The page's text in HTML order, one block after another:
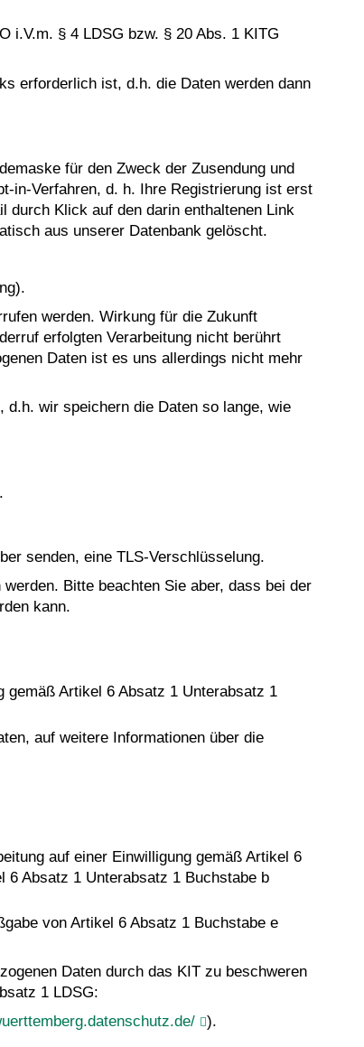
i.V.m. § 4 LDSG bzw. § 20 Abs. 1 KITG
erforderlich ist, d.h. die Daten werden dann
für den Zweck der Zusendung und
in-Verfahren, d. h. Ihre Registrierung ist erst
durch Klick auf den darin enthaltenen Link
aus unserer Datenbank gelöscht.
werden. Wirkung für die Zukunft
erfolgten Verarbeitung nicht berührt
Daten ist es uns allerdings nicht mehr
d.h. wir speichern die Daten so lange, wie
senden, eine TLS-Verschlüsselung.
Bitte beachten Sie aber, dass bei der
kann.
gemäß Artikel 6 Absatz 1 Unterabsatz 1
auf weitere Informationen über die
auf einer Einwilligung gemäß Artikel 6
6 Absatz 1 Unterabsatz 1 Buchstabe b
von Artikel 6 Absatz 1 Buchstabe e
Daten durch das KIT zu beschweren
1 LDSG:
).